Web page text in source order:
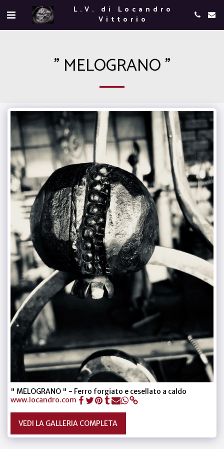
L.V. di Locandro
Vittorio
" MELOGRANO "
" MELOGRANO " - Ferro forgiato e cesellato a caldo
www.locandro.com
VEDI LA GALLERIA COMPLETA